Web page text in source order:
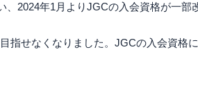
2024年1月よりJGCの入会資格が一部
指せなくなりました。JGCの入会資格